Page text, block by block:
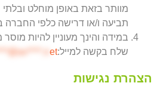
מוותר בזאת באופן מוחלט ובלתי
תביעה ו/או דרישה כלפי החברה
במידה והינך מעוניין להיות
שלח בקשה למייל:et
הצהרת נגישות